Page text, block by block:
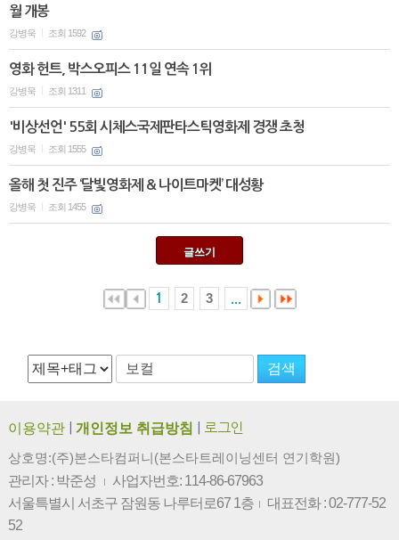
월 개봉
강병욱 조회 1592
영화 헌트, 박스오피스 11일 연속 1위
강병욱 조회 1311
'비상선언' 55회 시체스국제판타스틱영화제 경쟁 초청
강병욱 조회 1555
올해 첫 진주 ‘달빛영화제 & 나이트마켓’ 대성황
강병욱 조회 1455
글쓰기
1 2 3
이용약관 개인정보 취급방침 로그인
상호명:(주)본스타컴퍼니(본스타트레이닝센터 연기학원)
관리자 : 박준성
사업자번호: 114-86-67963
서울특별시 서초구 잠원동 나루터로67 1층
대표전화 : 02-777-52
52